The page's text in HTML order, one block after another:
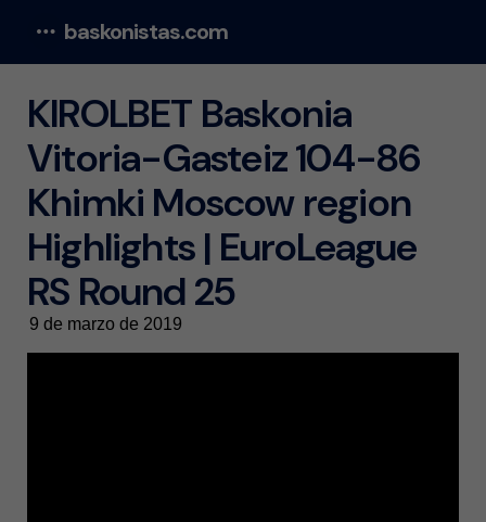
baskonistas.com
KIROLBET Baskonia
Vitoria-Gasteiz 104-86
Khimki Moscow region
Highlights | EuroLeague
RS Round 25
9 de marzo de 2019